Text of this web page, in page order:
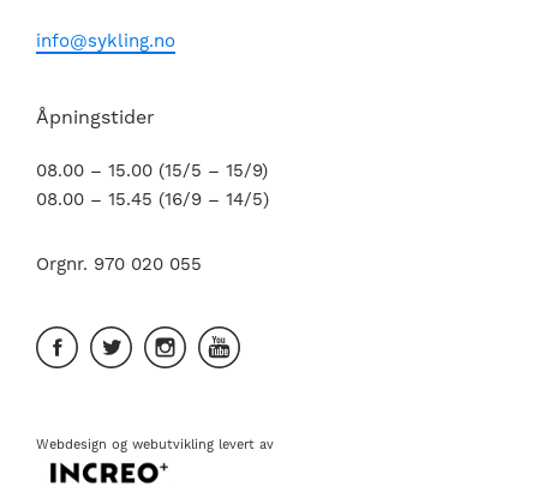
info@sykling.no
Åpningstider
08.00 – 15.00 (15/5 – 15/9)
08.00 – 15.45 (16/9 – 14/5)
Orgnr. 970 020 055
Webdesign og webutvikling levert av